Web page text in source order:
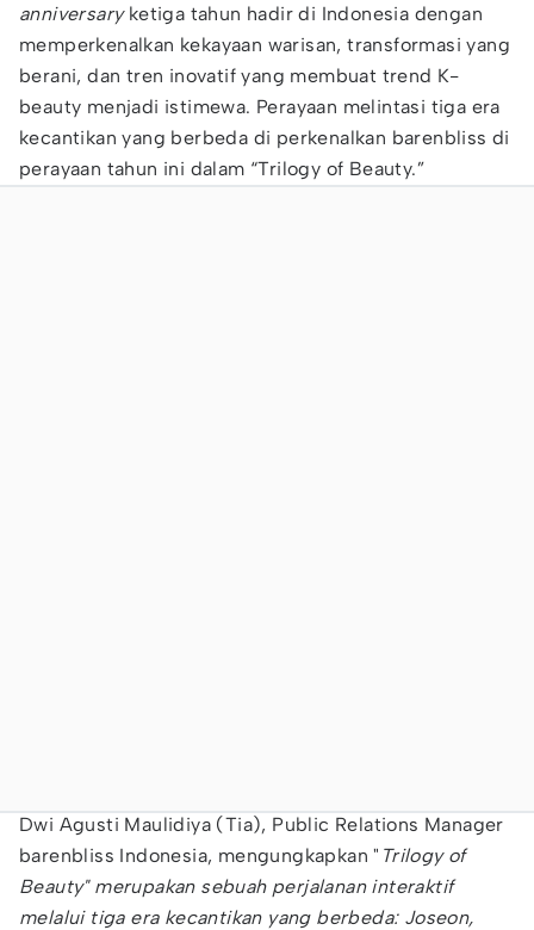
anniversaryketiga tahun hadir di Indonesia dengan
memperkenalkan kekayaan warisan, transformasi yang
berani, dan tren inovatif yang membuat trend K-
beauty menjadi istimewa. Perayaan melintasi tiga era
kecantikan yang berbeda di perkenalkan barenbliss di
perayaan tahun ini dalam “Trilogy of Beauty.”
Dwi Agusti Maulidiya (Tia), Public Relations Manager
barenbliss Indonesia, mengungkapkan " Trilogy of
Beauty" merupakan sebuah perjalanan interaktif
melalui tiga era kecantikan yang berbeda: Joseon,